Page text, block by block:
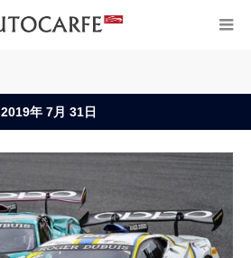
2019年 7月 31日